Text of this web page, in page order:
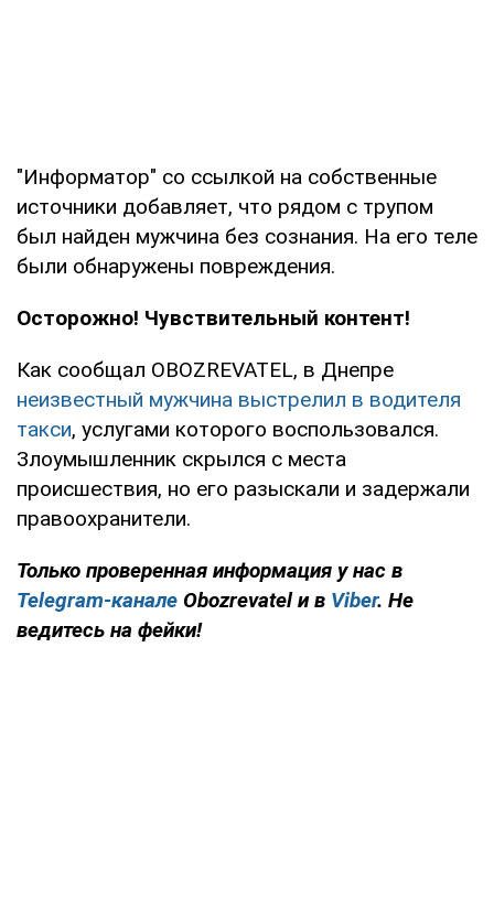
"Информатор" со ссылкой на собственные
источники добавляет, что рядом с трупом
был найден мужчина без сознания. На его теле
были обнаружены повреждения.
Осторожно! Чувствительный контент!
Как сообщал OBOZREVATEL, в Днепре
неизвестный мужчина выстрелил в водителя
такси, услугами которого воспользовался.
Злоумышленник скрылся с места
происшествия, но его разыскали и задержали
правоохранители.
Только проверенная информация у нас в
Telegram-канале Obozrevatel и в Viber. Не
ведитесь на фейки!